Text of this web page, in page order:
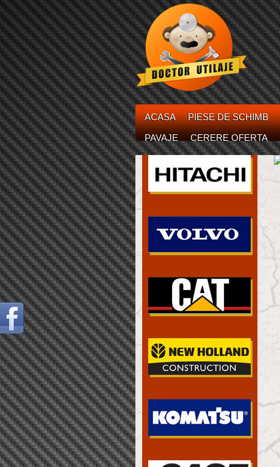
ACASA PIESE DE SCHIMB
PAVAJE
CERERE OFERTA